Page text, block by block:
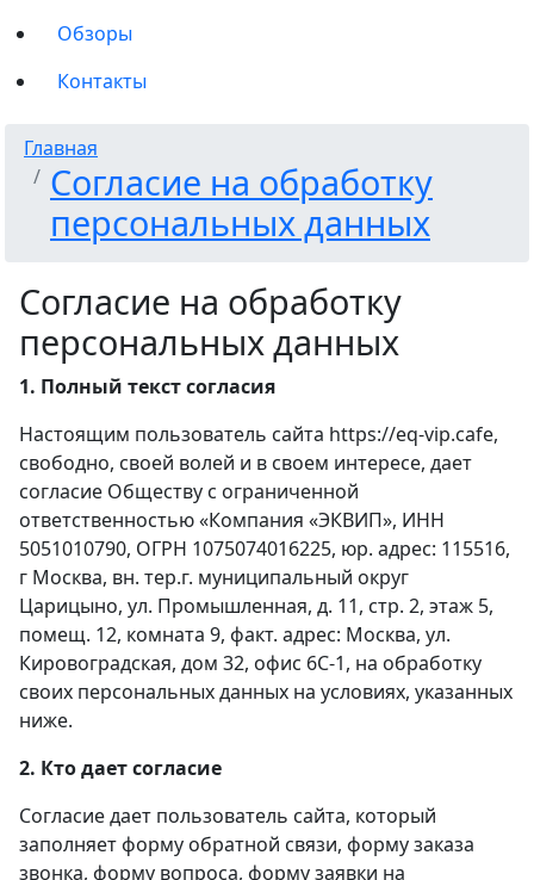
Обзоры
Контакты
Главная
Согласие на обработку
персональных данных
Согласие на обработку
персональных данных
1. Полный текст согласия
Настоящим пользователь сайта https://eq-vip.cafe,
свободно, своей волей и в своем интересе, дает
согласие Обществу с ограниченной
ответственностью «Компания «ЭКВИП», ИНН
5051010790, ОГРН 1075074016225, юр. адрес: 115516,
г Москва, вн. тер.г. муниципальный округ
Царицыно, ул. Промышленная, д. 11, стр. 2, этаж 5,
помещ. 12, комната 9, факт. адрес: Москва, ул.
Кировоградская, дом 32, офис 6С-1, на обработку
своих персональных данных на условиях, указанных
ниже.
2. Кто дает согласие
Согласие дает пользователь сайта, который
заполняет форму обратной связи, форму заказа
звонка, форму вопроса, форму заявки на